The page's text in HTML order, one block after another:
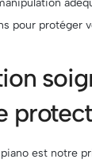
pour protéger
est notre